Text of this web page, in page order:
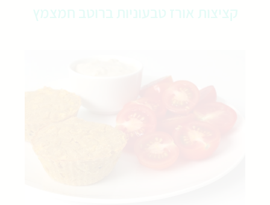
קציצות אורז טבעוניות ברוטב חמצמץ